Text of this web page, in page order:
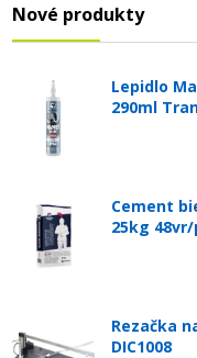
Nové produkty
Lepidlo
290ml
Cement
25kg
Rezačka
DIC1008